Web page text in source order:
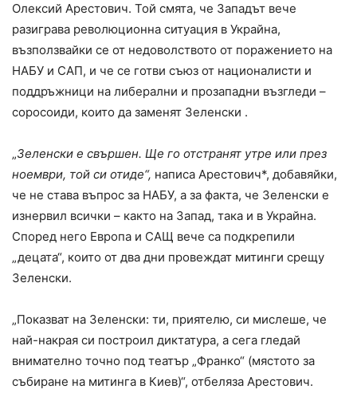
Олексий Арестович. Той смята, че Западът вече
разиграва революционна ситуация в Украйна,
възползвайки се от недоволството от поражението на
НАБУ и САП, и че се готви съюз от националисти и
поддръжници на либерални и прозападни възгледи –
соросоиди, които да заменят Зеленски .
„Зеленски е свършен. Ще го отстранят утре или през
ноември, той си отиде“, написа Арестович*, добавяйки,
че не става въпрос за НАБУ, а за факта, че Зеленски е
изнервил всички – както на Запад, така и в Украйна.
Според него Европа и САЩ вече са подкрепили
„децата“, които от два дни провеждат митинги срещу
Зеленски.
„Показват на Зеленски: ти, приятелю, си мислеше, че
най-накрая си построил диктатура, а сега гледай
внимателно точно под театър „Франко“ (мястото за
събиране на митинга в Киев)“, отбеляза Арестович.